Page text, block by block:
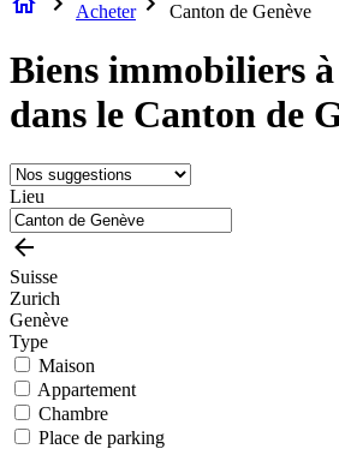
Acheter Canton de Genève
Biens immobiliers
dans le Canton de
Lieu
Suisse
Zurich
Genève
Type
Maison
Appartement
Chambre
Place de parking